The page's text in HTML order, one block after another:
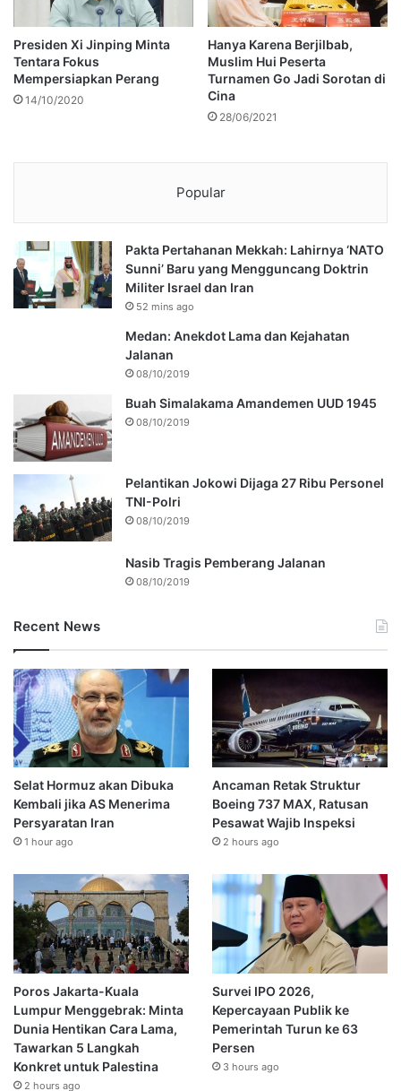
Presiden Xi Jinping Minta
Tentara Fokus
Mempersiapkan Perang
14/10/2020
Hanya Karena Berjilbab,
Muslim Hui Peserta
Turnamen Go Jadi Sorotan di
Cina
28/06/2021
Popular
Pakta Pertahanan Mekkah: Lahirnya ‘NATO
Sunni’ Baru yang Mengguncang Doktrin
Militer Israel dan Iran
52 mins ago
Medan: Anekdot Lama dan Kejahatan
Jalanan
08/10/2019
Buah Simalakama Amandemen UUD 1945
08/10/2019
Pelantikan Jokowi Dijaga 27 Ribu Personel
TNI-Polri
08/10/2019
Nasib Tragis Pemberang Jalanan
08/10/2019
Recent News
Selat Hormuz akan Dibuka
Kembali jika AS Menerima
Persyaratan Iran
1 hour ago
Ancaman Retak Struktur
Boeing 737 MAX, Ratusan
Pesawat Wajib Inspeksi
2 hours ago
Poros Jakarta-Kuala
Lumpur Menggebrak: Minta
Dunia Hentikan Cara Lama,
Tawarkan 5 Langkah
Konkret untuk Palestina
2 hours ago
Survei IPO 2026,
Kepercayaan Publik ke
Pemerintah Turun ke 63
Persen
3 hours ago